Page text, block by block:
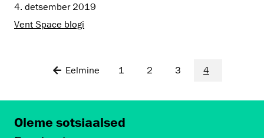
4. detsember 2019
Vent Space blogi
Eelmine 1 2 3 4
Oleme sotsiaalsed